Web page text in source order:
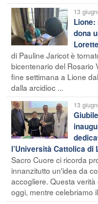
13
dona
di Pauline Jaricot è
bicentenario del Rosario
fine settimana a Lione
dalla arcidioc ...
13
l’Università Cattolica di
Sacro Cuore ci ricorda
innanzitutto un'idea da
accogliere. Questa
oggi, mentre celebriamo